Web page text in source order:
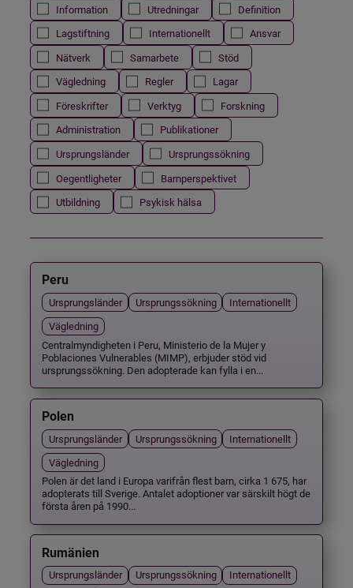
Information Utredningar
Definition
Lagstiftning
Internationellt
Ansvar
Nätverk
Samarbete
Stöd
Vägledning
Regler
Lagar
Föreskrifter
Verktyg
Forskning
Administration
Publikationer
Ursprungsländer
Ursprungssökning
Oegentligheter
Barnperspektivet
Utbildning
Psykisk hälsa
Peru
Ursprungsländer Ursprungssökning
Internationellt
Vägledning
Centralmyndigheten i Peru, Ministerio de la Mujer y
Poblaciones Vulnerables (MIMP), erbjuder stöd vid
ursprungssökning. Den adopterade kan fylla i en...
Polen
Ursprungsländer Ursprungssökning
Internationellt
Vägledning
Polen är det land i Europa varifrån flest barn, cirka 1 675, har
adopterats till Sverige. Antalet adoptioner var särskilt högt de
första åren på 1990...
Rumänien
Ursprungsländer Ursprungssökning
Internationellt